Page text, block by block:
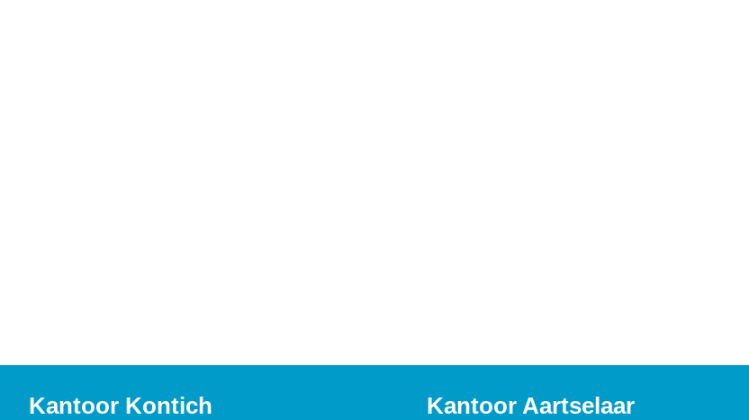
Kantoor Kontich Kantoor Aartselaar